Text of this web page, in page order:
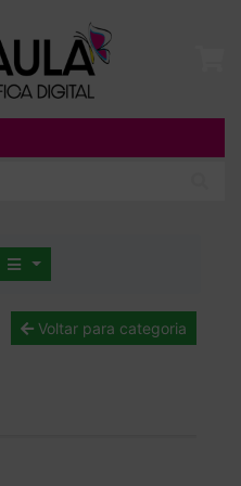
Voltar para categoria